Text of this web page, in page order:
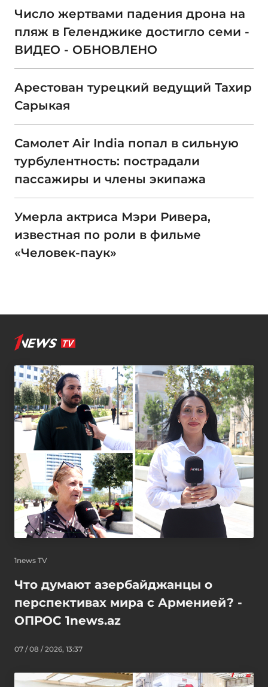
Число жертвами падения дрона на
пляж в Геленджике достигло семи -
ВИДЕО - ОБНОВЛЕНО
Арестован турецкий ведущий Тахир
Сарыкая
Самолет Air India попал в сильную
турбулентность: пострадали
пассажиры и члены экипажа
Умерла актриса Мэри Ривера,
известная по роли в фильме
«Человек-паук»
1news TV
Что думают азербайджанцы о
перспективах мира с Арменией? -
ОПРОС 1news.az
07 / 08 / 2026, 13:37